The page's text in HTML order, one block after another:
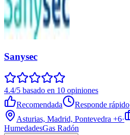
Sanysec
4.4/5 basado en 10 opiniones
Recomendada
Responde rápido
Asturias, Madrid, Pontevedra +6·
HumedadesGas Radón